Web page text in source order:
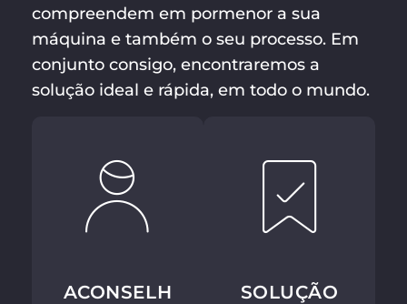
compreendem em pormenor a sua
máquina e também o seu processo. Em
conjunto consigo, encontraremos a
solução ideal e rápida, em todo o mundo.
ACONSELH
SOLUÇÃO